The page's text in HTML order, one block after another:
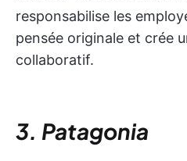
responsabilise les
pensée originale et crée
collaboratif.
3. Patagonia